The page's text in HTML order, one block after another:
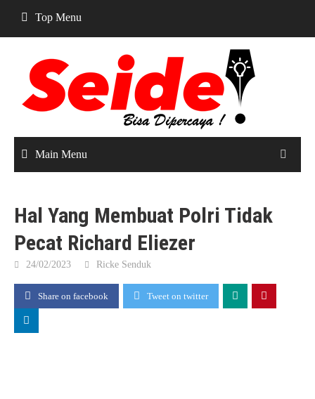
content
Top Menu
Main Menu
Hal Yang Membuat Polri Tidak
Pecat Richard Eliezer
24/02/2023 Ricke Senduk
Share on facebook Tweet on twitter